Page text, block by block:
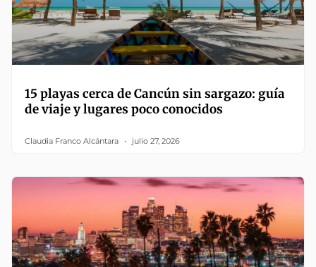
15 playas cerca de Cancún sin sargazo: guía
de viaje y lugares poco conocidos
Claudia Franco Alcántara julio 27, 2026